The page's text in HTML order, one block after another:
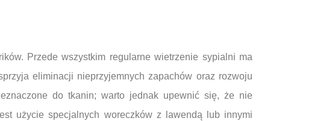
Przede wszystkim regularne wietrzenie sypialni ma
eliminacji nieprzyjemnych zapachów oraz rozwoju
do tkanin; warto jednak upewnić się, że nie
użycie specjalnych woreczków z lawendą lub innymi